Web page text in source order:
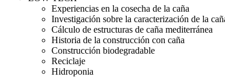
Experiencias en la cosecha de la caña
Investigación sobre la caracterización de la
Cálculo de estructuras de caña mediterránea
Historia de la construcción con caña
Construcción biodegradable
Reciclaje
Hidroponia